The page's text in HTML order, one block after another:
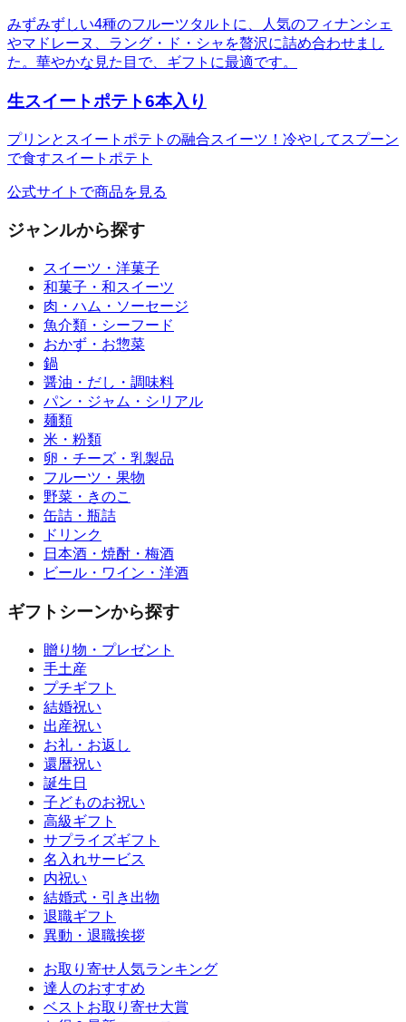
みずみずしい4種のフルーツタルトに、人気のフィナンシェ
やマドレーヌ、ラング・ド・シャを贅沢に詰め合わせまし
た。華やかな見た目で、ギフトに最適です。
生スイートポテト6本入り
プリンとスイートポテトの融合スイーツ！冷やしてスプーン
で食すスイートポテト
公式サイトで商品を見る
ジャンルから探す
スイーツ・洋菓子
和菓子・和スイーツ
肉・ハム・ソーセージ
魚介類・シーフード
おかず・お惣菜
鍋
醤油・だし・調味料
パン・ジャム・シリアル
麺類
米・粉類
卵・チーズ・乳製品
フルーツ・果物
野菜・きのこ
缶詰・瓶詰
ドリンク
日本酒・焼酎・梅酒
ビール・ワイン・洋酒
ギフトシーンから探す
贈り物・プレゼント
手土産
プチギフト
結婚祝い
出産祝い
お礼・お返し
還暦祝い
誕生日
子どものお祝い
高級ギフト
サプライズギフト
名入れサービス
内祝い
結婚式・引き出物
退職ギフト
異動・退職挨拶
お取り寄せ人気ランキング
達人のおすすめ
ベストお取り寄せ大賞